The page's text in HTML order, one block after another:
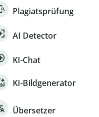
Plagiatsprüfung
AI Detector
KI-Chat
KI-Bildgenerator
Übersetzer